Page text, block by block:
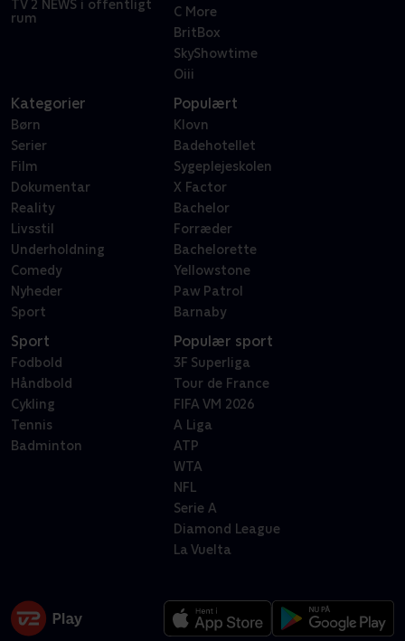
TV 2 NEWS i offentligt
rum
C More
BritBox
SkyShowtime
Oiii
Kategorier
Børn
Serier
Film
Dokumentar
Reality
Livsstil
Underholdning
Comedy
Nyheder
Sport
Populært
Klovn
Badehotellet
Sygeplejeskolen
X Factor
Bachelor
Forræder
Bachelorette
Yellowstone
Paw Patrol
Barnaby
Sport
Fodbold
Håndbold
Cykling
Tennis
Badminton
Populær sport
3F Superliga
Tour de France
FIFA VM 2026
A Liga
ATP
WTA
NFL
Serie A
Diamond League
La Vuelta